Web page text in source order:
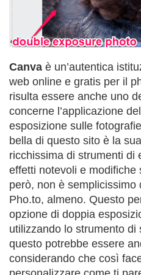
Canva è un’autentica
web online e gratis per il
risulta essere anche uno
concerne l’applicazione
esposizione sulle
bella di questo sito è la
ricchissima di strumenti di
effetti notevoli e modifiche
però, non è semplicissimo
Pho.to, almeno. Questo
opzione di doppia
utilizzando lo strumento
questo potrebbe essere
considerando che così